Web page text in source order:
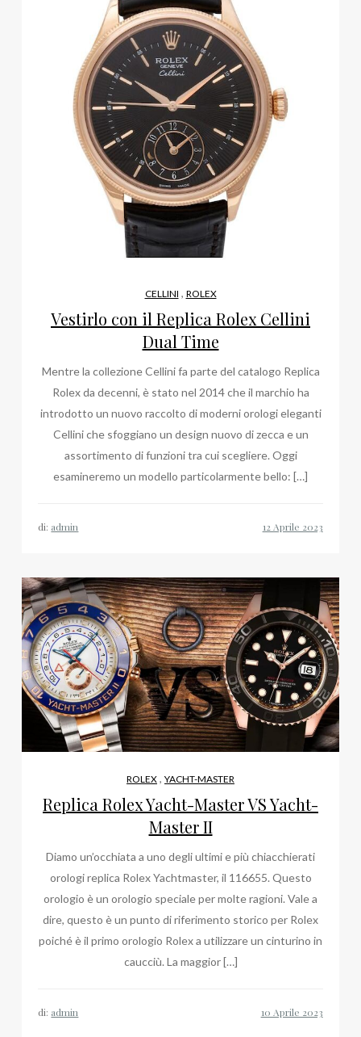
CELLINI , ROLEX
Vestirlo con il Replica Rolex Cellini
Dual Time
Mentre la collezione Cellini fa parte del catalogo Replica
Rolex da decenni, è stato nel 2014 che il marchio ha
introdotto un nuovo raccolto di moderni orologi eleganti
Cellini che sfoggiano un design nuovo di zecca e un
assortimento di funzioni tra cui scegliere. Oggi
esamineremo un modello particolarmente bello: […]
di: admin
ROLEX , YACHT-MASTER
Replica Rolex Yacht-Master VS Yacht-
Master II
Diamo un’occhiata a uno degli ultimi e più chiacchierati
orologi replica Rolex Yachtmaster, il 116655. Questo
orologio è un orologio speciale per molte ragioni. Vale a
dire, questo è un punto di riferimento storico per Rolex
poiché è il primo orologio Rolex a utilizzare un cinturino in
caucciù. La maggior […]
di: admin